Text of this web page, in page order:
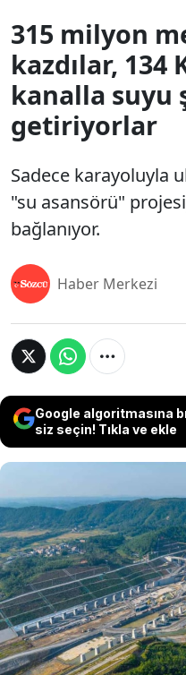
315 milyon
kazdılar,
kanalla suyu
getiriyorlar
Sadece karayoluyla
"su asansörü"
bağlanıyor.
Haber Merkezi
Google algoritmasına
siz seçin! Tıkla ve ekle